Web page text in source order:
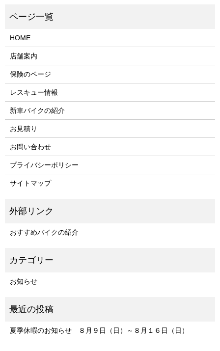
HOME
店舗案内
保険のページ
レスキュー情報
新車バイクの紹介
お見積り
お問い合わせ
プライバシーポリシー
サイトマップ
おすすめバイクの紹介
お知らせ
夏季休暇のお知らせ ８月９日（日）～８月１６日（日）